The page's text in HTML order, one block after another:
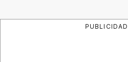
PUBLICIDAD